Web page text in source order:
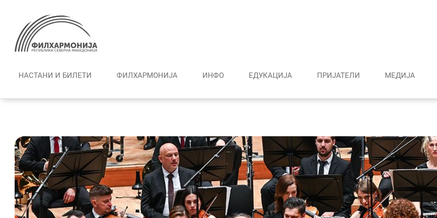
content
НАСТАНИ И БИЛЕТИ ФИЛХАРМОНИЈА ИНФО ЕДУКАЦИЈА ПРИЈАТЕЛИ МЕДИJА